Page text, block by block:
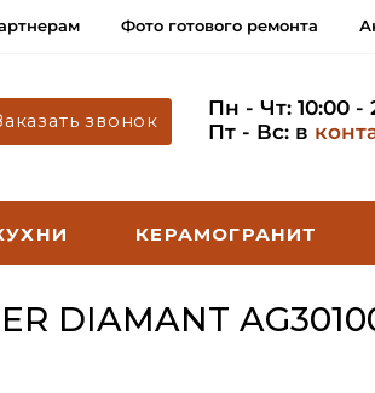
Фото готового ремонта
звонок
Пн - Чт: 10:00 -
Пт - Вс: в
КЕРАМОГРАНИТ
DIAMANT